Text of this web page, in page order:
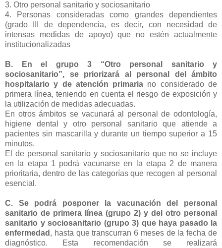
3. Otro personal sanitario y sociosanitario
4. Personas consideradas como grandes dependientes
(grado III de dependencia, es decir, con necesidad de
intensas medidas de apoyo) que no estén actualmente
institucionalizadas
B. En el grupo 3 “Otro personal sanitario y
sociosanitario”, se priorizará al personal del ámbito
hospitalario y de atención primaria no considerado de
primera línea, teniendo en cuenta el riesgo de exposición y
la utilización de medidas adecuadas.
En otros ámbitos se vacunará al personal de odontología,
higiene dental y otro personal sanitario que atiende a
pacientes sin mascarilla y durante un tiempo superior a 15
minutos.
El de personal sanitario y sociosanitario que no se incluye
en la etapa 1 podrá vacunarse en la etapa 2 de manera
prioritaria, dentro de las categorías que recogen al personal
esencial.
C. Se podrá posponer la vacunación del personal
sanitario de primera línea (grupo 2) y del otro personal
sanitario y sociosanitario (grupo 3) que haya pasado la
enfermedad , hasta que transcurran 6 meses de la fecha de
diagnóstico. Esta recomendación se realizará